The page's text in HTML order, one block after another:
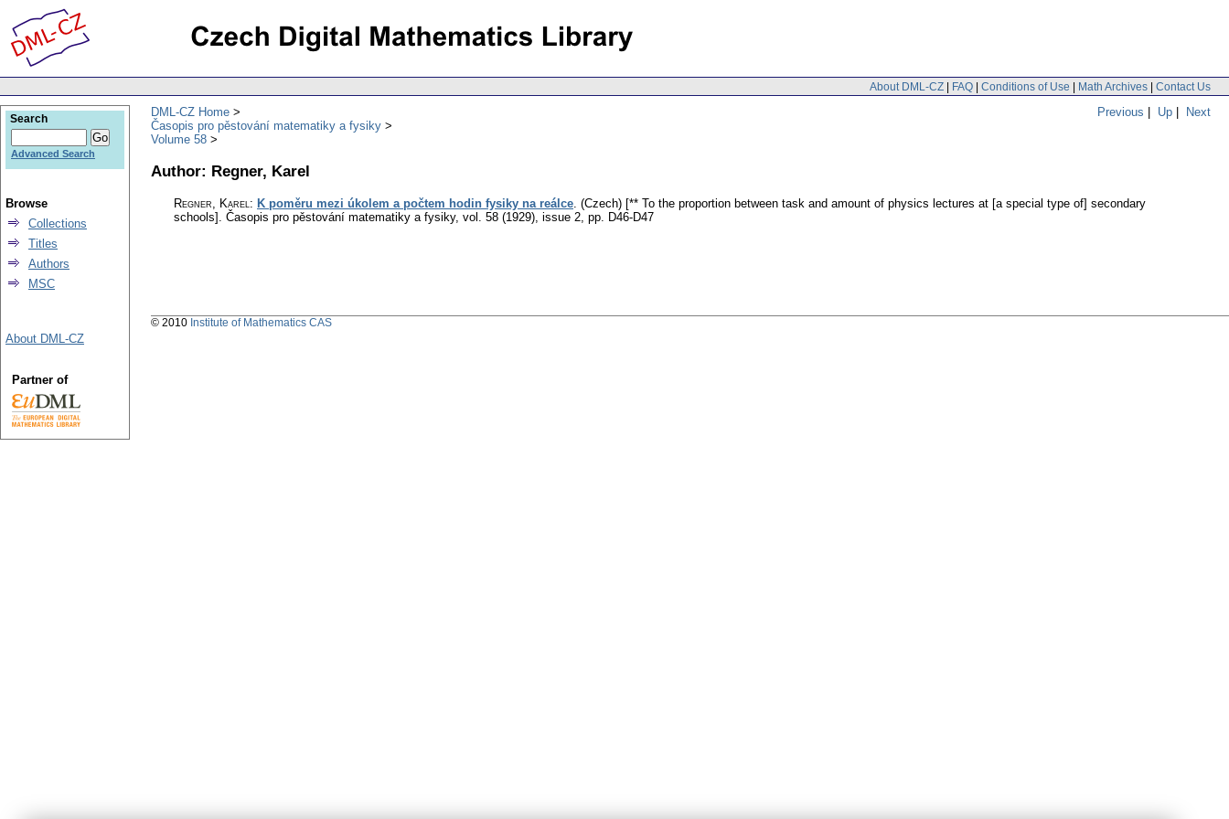
About DML-CZ | FAQ | Conditions of Use | Math Archives | Contact Us
Previous | Up | Next
DML-CZ Home
Časopis pro pěstování matematiky a fysiky
Volume 58
Author: Regner, Karel
Regner, Karel: K poměru mezi úkolem a počtem hodin fysiky na reálce. (Czech) [** To the proportion between task and amount of physics lectures at [a special type of] secondary
schools]. Časopis pro pěstování matematiky a fysiky, vol. 58 (1929), issue 2, pp. D46-D47
Search
Advanced Search
Browse
Collections
Titles
Authors
MSC
About DML-CZ
Partner of
© 2010 Institute of Mathematics CAS